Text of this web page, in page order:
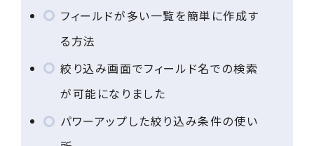
フィールドが多い一覧を簡単に作成す
る方法
絞り込み画面でフィールド名での検索
が可能になりました
パワーアップした絞り込み条件の使い